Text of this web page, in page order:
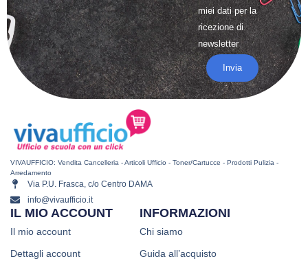
miei dati per la
ricezione di
newsletter
Invia
VIVAUFFICIO: Vendita Cancelleria - Articoli Ufficio - Toner/Cartucce - Prodotti Pulizia -
Arredamento
Via P.U. Frasca, c/o Centro DAMA
info@vivaufficio.it
INFORMAZIONI
Chi siamo
Guida all’acquisto
IL MIO ACCOUNT
Il mio account
Dettagli account